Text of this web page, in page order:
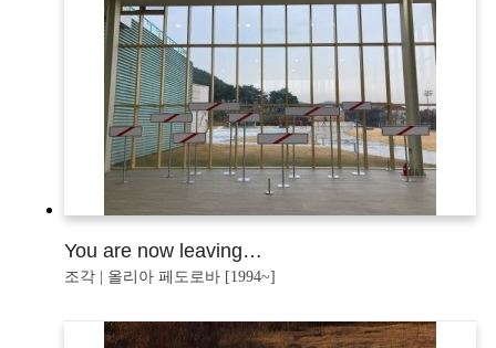
You are now leaving…
조각 | 올리아 페도로바 [1994~]